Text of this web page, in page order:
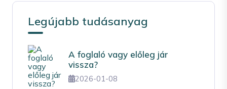
Legújabb tudásanyag
A foglaló vagy előleg jár
vissza?
2026-01-08